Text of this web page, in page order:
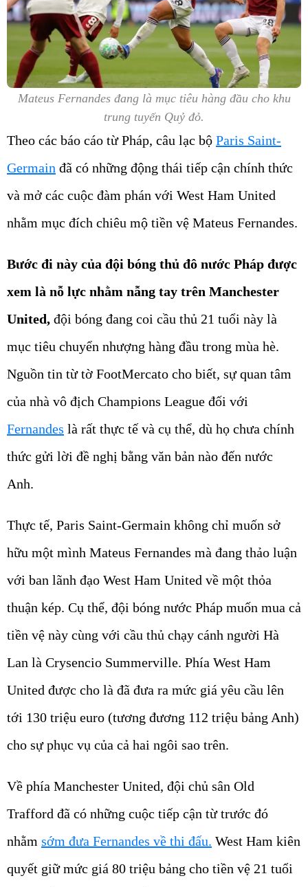
Mateus Fernandes đang là mục tiêu hàng đầu cho khu
trung tuyến Quỷ đỏ.
Theo các báo cáo từ Pháp, câu lạc bộ Paris Saint-
Germain đã có những động thái tiếp cận chính thức
và mở các cuộc đàm phán với West Ham United
nhằm mục đích chiêu mộ tiền vệ Mateus Fernandes.
Bước đi này của đội bóng thủ đô nước Pháp được
xem là nỗ lực nhằm nẫng tay trên Manchester
United, đội bóng đang coi cầu thủ 21 tuổi này là
mục tiêu chuyển nhượng hàng đầu trong mùa hè.
Nguồn tin từ tờ FootMercato cho biết, sự quan tâm
của nhà vô địch Champions League đối với
Fernandes là rất thực tế và cụ thể, dù họ chưa chính
thức gửi lời đề nghị bằng văn bản nào đến nước
Anh.
Thực tế, Paris Saint-Germain không chỉ muốn sở
hữu một mình Mateus Fernandes mà đang thảo luận
với ban lãnh đạo West Ham United về một thỏa
thuận kép. Cụ thể, đội bóng nước Pháp muốn mua cả
tiền vệ này cùng với cầu thủ chạy cánh người Hà
Lan là Crysencio Summerville. Phía West Ham
United được cho là đã đưa ra mức giá yêu cầu lên
tới 130 triệu euro (tương đương 112 triệu bảng Anh)
cho sự phục vụ của cả hai ngôi sao trên.
Về phía Manchester United, đội chủ sân Old
Trafford đã có những cuộc tiếp cận từ trước đó
nhằm sớm đưa Fernandes về thi đấu. West Ham kiên
quyết giữ mức giá 80 triệu bảng cho tiền vệ 21 tuổi